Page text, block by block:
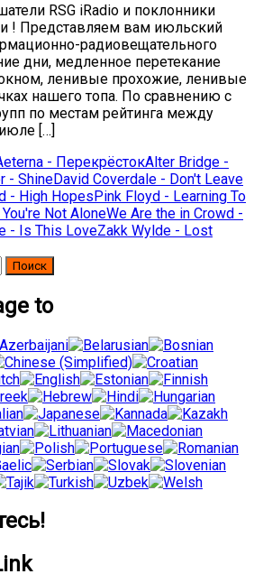
RSG iRadio и поклонники
! Представляем вам июльский
радиовещательного
дни, медленное перетекание
окном, ленивые прохожие, ленивые
нашего топа. По сравнению с
по местам рейтинга между
[…]
- ПерекрёстокAlter Bridge -
- ShineDavid Coverdale - Don't Leave
- High HopesPink Floyd - Learning To
Not AloneWe Are the in Crowd -
- Is This LoveZakk Wylde - Lost
to